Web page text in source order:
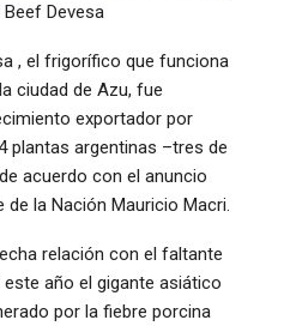
Devesa
, el frigorífico que funciona
ciudad de Azu, fue
exportador por
plantas argentinas –tres de
acuerdo con el anuncio
de la Nación Mauricio Macri.
relación con el faltante
año el gigante asiático
por la fiebre porcina